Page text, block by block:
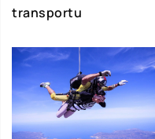
transportu